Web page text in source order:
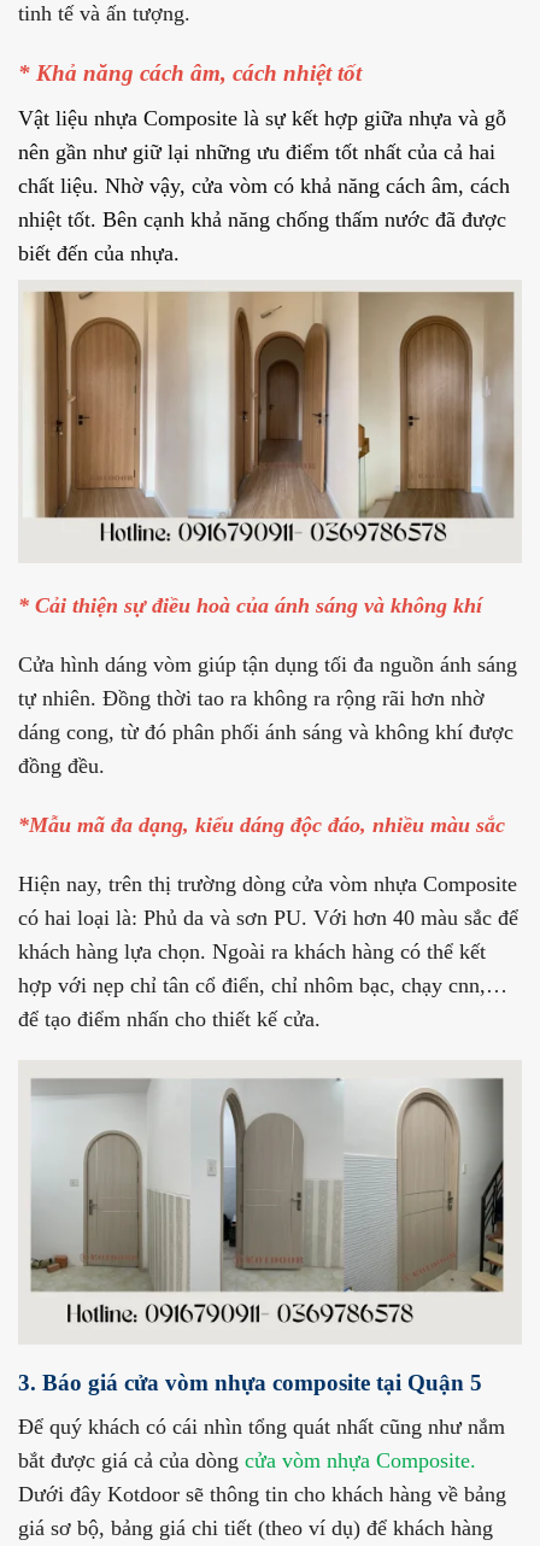
tinh tế và ấn tượng.
* Khả năng cách âm, cách nhiệt tốt
Vật liệu nhựa Composite là sự kết hợp giữa nhựa và gỗ
nên gần như giữ lại những ưu điểm tốt nhất của cả hai
chất liệu. Nhờ vậy, cửa vòm có khả năng cách âm, cách
nhiệt tốt. Bên cạnh khả năng chống thấm nước đã được
biết đến của nhựa.
* Cải thiện sự điều hoà của ánh sáng và không khí
Cửa hình dáng vòm giúp tận dụng tối đa nguồn ánh sáng
tự nhiên. Đồng thời tao ra không ra rộng rãi hơn nhờ
dáng cong, từ đó phân phối ánh sáng và không khí được
đồng đều.
*Mẫu mã đa dạng, kiểu dáng độc đáo, nhiều màu sắc
Hiện nay, trên thị trường dòng cửa vòm nhựa Composite
có hai loại là: Phủ da và sơn PU. Với hơn 40 màu sắc để
khách hàng lựa chọn. Ngoài ra khách hàng có thể kết
hợp với nẹp chỉ tân cổ điển, chỉ nhôm bạc, chạy cnn,…
để tạo điểm nhấn cho thiết kế cửa.
3. Báo giá cửa vòm nhựa composite tại Quận 5
Để quý khách có cái nhìn tổng quát nhất cũng như nắm
bắt được giá cả của dòng cửa vòm nhựa Composite.
Dưới đây Kotdoor sẽ thông tin cho khách hàng về bảng
giá sơ bộ, bảng giá chi tiết (theo ví dụ) để khách hàng